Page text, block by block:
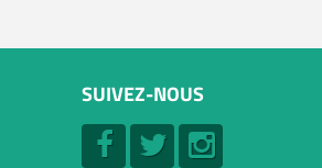
SUIVEZ-NOUS